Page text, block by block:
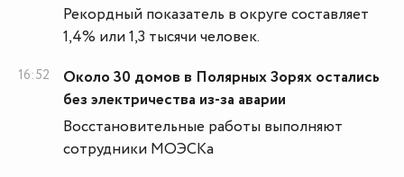
Рекордный показатель в округе составляет
1,4% или 1,3 тысячи человек.
16:52
Около 30 домов в Полярных Зорях остались
без электричества из-за аварии
Восстановительные работы выполняют
сотрудники МОЭСКа